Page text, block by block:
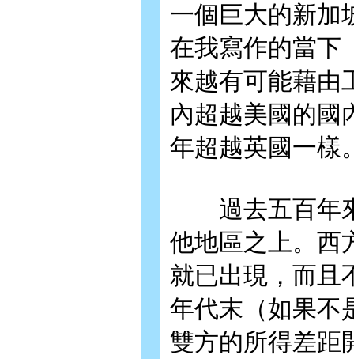
一個巨大的新加
在我寫作的當下
來越有可能藉由
內超越美國的國
年超越英國一樣
過去五百年來
他地區之上。西
就已出現，而且
年代末（如果不
雙方的所得差距